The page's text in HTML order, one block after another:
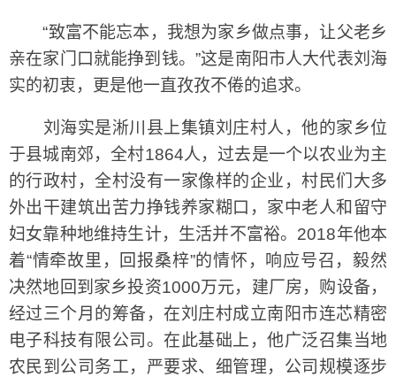
“致富不能忘本，我想为家乡做点事，让父老乡
亲在家门口就能挣到钱。”这是南阳市人大代表刘海
实的初衷，更是他一直孜孜不倦的追求。
刘海实是淅川县上集镇刘庄村人，他的家乡位
于县城南郊，全村1864人，过去是一个以农业为主
的行政村，全村没有一家像样的企业，村民们大多
外出干建筑出苦力挣钱养家糊口，家中老人和留守
妇女靠种地维持生计，生活并不富裕。2018年他本
着“情牵故里，回报桑梓”的情怀，响应号召，毅然
决然地回到家乡投资1000万元，建厂房，购设备，
经过三个月的筹备，在刘庄村成立南阳市连芯精密
电子科技有限公司。在此基础上，他广泛召集当地
农民到公司务工，严要求、细管理，公司规模逐步